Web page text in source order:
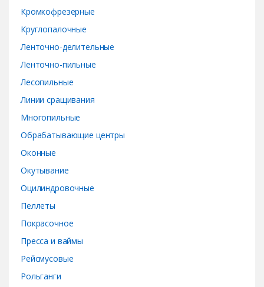
Кромкофрезерные
Круглопалочные
Ленточно-делительные
Ленточно-пильные
Лесопильные
Линии сращивания
Многопильные
Обрабатывающие центры
Оконные
Окутывание
Оцилиндровочные
Пеллеты
Покрасочное
Пресса и ваймы
Рейсмусовые
Рольганги